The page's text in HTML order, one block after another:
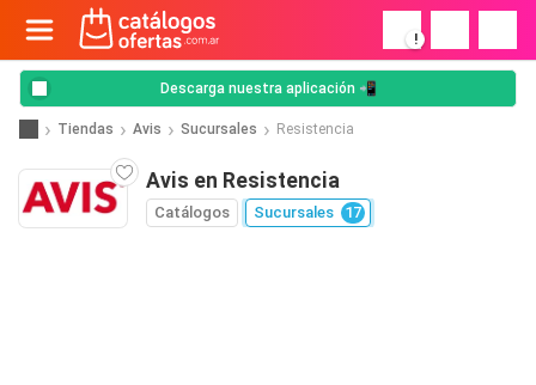
!
Descarga nuestra aplicación 📲
Tiendas Avis Sucursales Resistencia
Avis en Resistencia
Catálogos Sucursales 17